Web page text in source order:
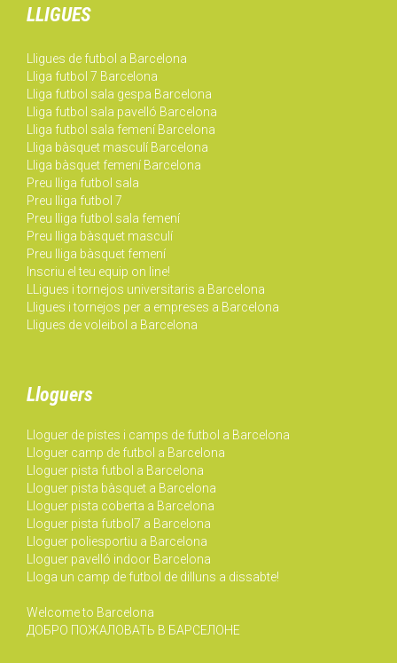
LLIGUES
Lligues de futbol a Barcelona
Lliga futbol 7 Barcelona
Lliga futbol sala gespa Barcelona
Lliga futbol sala pavelló Barcelona
Lliga futbol sala femení Barcelona
Lliga bàsquet masculí Barcelona
Lliga bàsquet femení Barcelona
Preu lliga futbol sala
Preu lliga futbol 7
Preu lliga futbol sala femení
Preu lliga bàsquet masculí
Preu lliga bàsquet femení
Inscriu el teu equip on line!
LLigues i tornejos universitaris a Barcelona
Lligues i tornejos per a empreses a Barcelona
Lligues de voleibol a Barcelona
Lloguers
Lloguer de pistes i camps de futbol a Barcelona
Lloguer camp de futbol a Barcelona
Lloguer pista futbol a Barcelona
Lloguer pista bàsquet a Barcelona
Lloguer pista coberta a Barcelona
Lloguer pista futbol7 a Barcelona
Lloguer poliesportiu a Barcelona
Lloguer pavelló indoor Barcelona
Lloga un camp de futbol de dilluns a dissabte!
Welcome to Barcelona
ДОБРО ПОЖАЛОВАТЬ В БАРСЕЛОНЕ